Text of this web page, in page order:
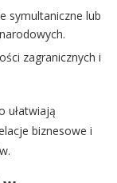
symultaniczne lub
zagranicznych i
ułatwiają
biznesowe i